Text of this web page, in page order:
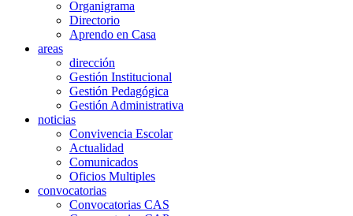
Organigrama
Directorio
Aprendo en Casa
areas
dirección
Gestión Institucional
Gestión Pedagógica
Gestión Administrativa
noticias
Convivencia Escolar
Actualidad
Comunicados
Oficios Multiples
convocatorias
Convocatorias CAS